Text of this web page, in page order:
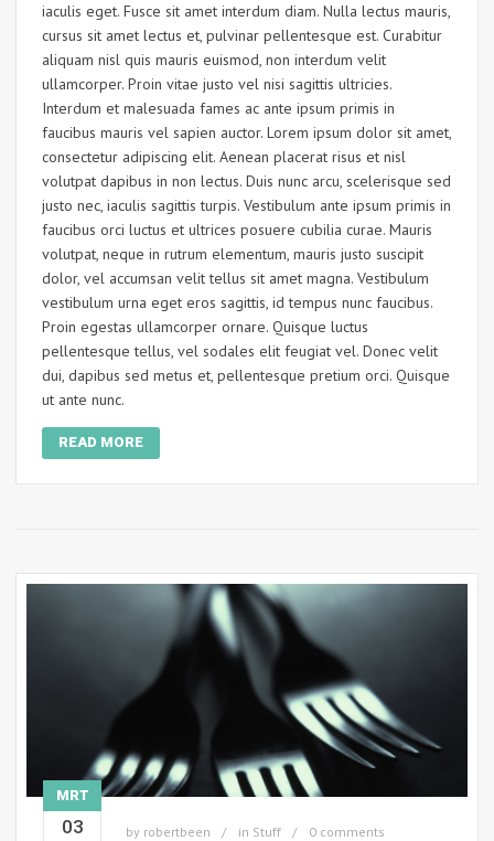
iaculis eget. Fusce sit amet interdum diam. Nulla lectus mauris,
cursus sit amet lectus et, pulvinar pellentesque est. Curabitur
aliquam nisl quis mauris euismod, non interdum velit
ullamcorper. Proin vitae justo vel nisi sagittis ultricies.
Interdum et malesuada fames ac ante ipsum primis in
faucibus mauris vel sapien auctor. Lorem ipsum dolor sit amet,
consectetur adipiscing elit. Aenean placerat risus et nisl
volutpat dapibus in non lectus. Duis nunc arcu, scelerisque sed
justo nec, iaculis sagittis turpis. Vestibulum ante ipsum primis in
faucibus orci luctus et ultrices posuere cubilia curae. Mauris
volutpat, neque in rutrum elementum, mauris justo suscipit
dolor, vel accumsan velit tellus sit amet magna. Vestibulum
vestibulum urna eget eros sagittis, id tempus nunc faucibus.
Proin egestas ullamcorper ornare. Quisque luctus
pellentesque tellus, vel sodales elit feugiat vel. Donec velit
dui, dapibus sed metus et, pellentesque pretium orci. Quisque
ut ante nunc.
READ MORE
MRT
03 by robertbeen in Stuff 0 comments